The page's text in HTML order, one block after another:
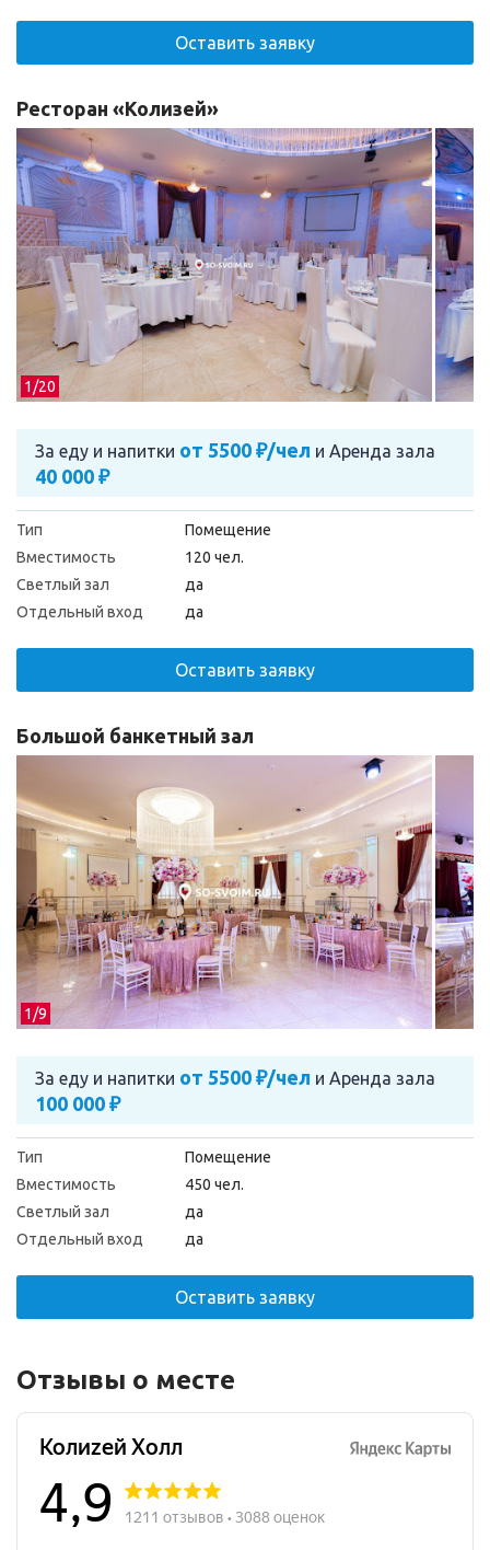
Оставить заявку
1/20
Ресторан «Колизей»
За еду и напитки от 5500 ₽/чел и Аренда зала
40 000 ₽
Тип
Помещение
Вместимость
120 чел.
Светлый зал
да
Отдельный вход
да
Оставить заявку
1/9
Большой банкетный зал
За еду и напитки от 5500 ₽/чел и Аренда зала
100 000 ₽
Тип
Помещение
Вместимость
450 чел.
Светлый зал
да
Отдельный вход
да
Оставить заявку
Отзывы о месте